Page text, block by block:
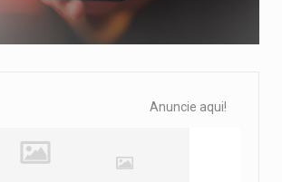
Anuncie aqui!